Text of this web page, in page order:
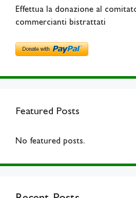
Effettua la donazione al
commercianti bistrattati
Featured Posts
No featured posts.